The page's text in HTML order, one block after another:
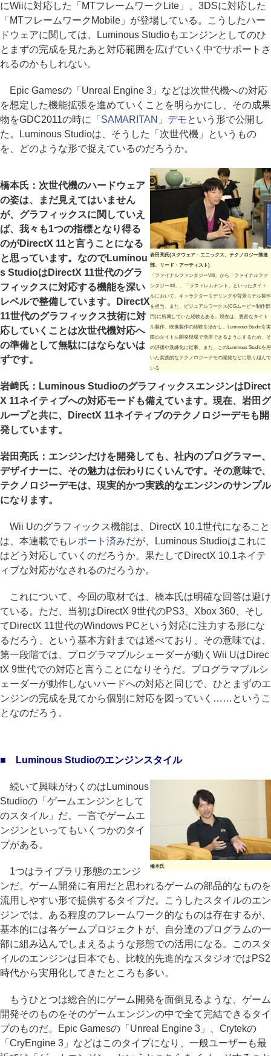
にWiiに対応した「MTフレームワークLite」、3DSに対応した
「MTフレームワークMobile」が登場している。こうしたハー
ドウェアに関しては、Luminous Studioもエンジンとしてのひ
とまずの完成を見たあと対応範囲を広げていく中でサポートさ
れるのかもしれない。
Epic Gamesの「Unreal Engine 3」などは次世代機への対応
を想定した機能拡張を進めていくことを明らかにし、その成果
物をGDC2011の時に
「SAMARITAN」デモという形で公開し
た。Luminous Studioは、そうした「次世代機」というもの
を、どのような形で捉えているのだろうか。
岩田亮氏(スクウェア・エニックス、テクノロジー推進
部、リード・アーティスト)
「ファイナルファンタジーVIII」から「ファイナルファ
ンタジーXII」、「ラストレムナント」といったタイト
ルにおいて、キャラクターモデリングや背景モデル製作
を担当。また、ビジュアルワークス(CGムービー制作部
門)に所属していた経験もある。現在は、豊富なタイト
ル製作、映像製作の経験を活かし、Luminous Studioを実
際のタイトル開発現場で活用できるようにするため、そ
の評価や洗練化に従事。また、このLuminous Studioを用
いた実践的なテクノロジーデモの開発などに取り組んで
いる
橋本氏：次世代機のハードウェア
の姿は、まだ見えてはいません
が、グラフィックスに関していえ
ば、我々も1つの指標となり得る
のがDirectX 11と言うことになる
と思っています。なのでLuminou
s StudioはDirectX 11世代のグラ
フィックスに対応する機能を深い
レベルで整備しています。DirectX
11世代のグラフィックス技術に対
応していくことは次世代機対応へ
の準備として無駄にはならないは
ずです。
岩﨑氏：Luminous StudioのグラフィックスエンジンはDirect
X 11ネイティブへの対応モードも備えています。現在、岩田グ
ループと共に、DirectX 11ネイティブのテクノロジーデモも開
発しています。
岩田亮氏：エンジンだけを開発しても、社内のプログラマー、
デザイナーに、その魅力は伝わりにくいんです。その意味で、
テクノロジーデモは、現実的かつ実践的なエンジンのサンプル
になります。
Wii Uのグラフィックス機能は、DirectX 10.1世代になること
は、本連載でも レポート済みだが、Luminous Studioはこれに
はどう対応していくのだろうか。果たしてDirectX 10.1ネイテ
ィブな対応がなされるのだろうか。
これについて、今回の取材では、橋本氏は明確な回答は避け
ている。ただ、当初はDirectX 9世代のPS3、Xbox 360、そし
てDirectX 11世代のWindows PCという対応に注力する形にな
るだろう、という基本方針までは述べており、その意味では、
第一段階では、プログラマブルシェーダーが動くWii UはDirec
tX 9世代での対応と言うことになりそうだ。プログラマブルシ
ェーダーが動作しないハードへの対応と同じで、ひとまずのエ
ンジンの完成を見てから個別に対応を図っていく……というこ
となのだろう。
■ Luminous Studioのエンジンスタイル
橋本氏
続いて興味がわくのはLuminous
Studioの「ゲームエンジンとして
のスタイル」だ。一言でゲームエ
ンジンといってもいくつかのタイ
プがある。
1つはライブラリ形態のエンジ
ンだ。ゲーム開発に有用だと思われるゲームの部品的なものを
流用しやすい形で提供するタイプだ。こうしたスタイルのエン
ジンでは、ある程度のフレームワーク的なものは存在するが、
基本的には各ゲームプロジェクトが、自分達のプログラムの一
部に組み込んでしまえるような形態での活用になる。このスタ
イルのエンジンは日本でも、比較的先進的なスタジオではPS2
時代から実用化してきたところも多い。
もうひとつは総合的にゲーム開発を面倒見るような、ゲーム
開発そのものをそのゲームエンジンの中で全て完結できるタイ
プのものだ。Epic Gamesの「Unreal Engine 3」、Crytekの
「CryEngine 3」などはこのタイプになり、一般ユーザーも最